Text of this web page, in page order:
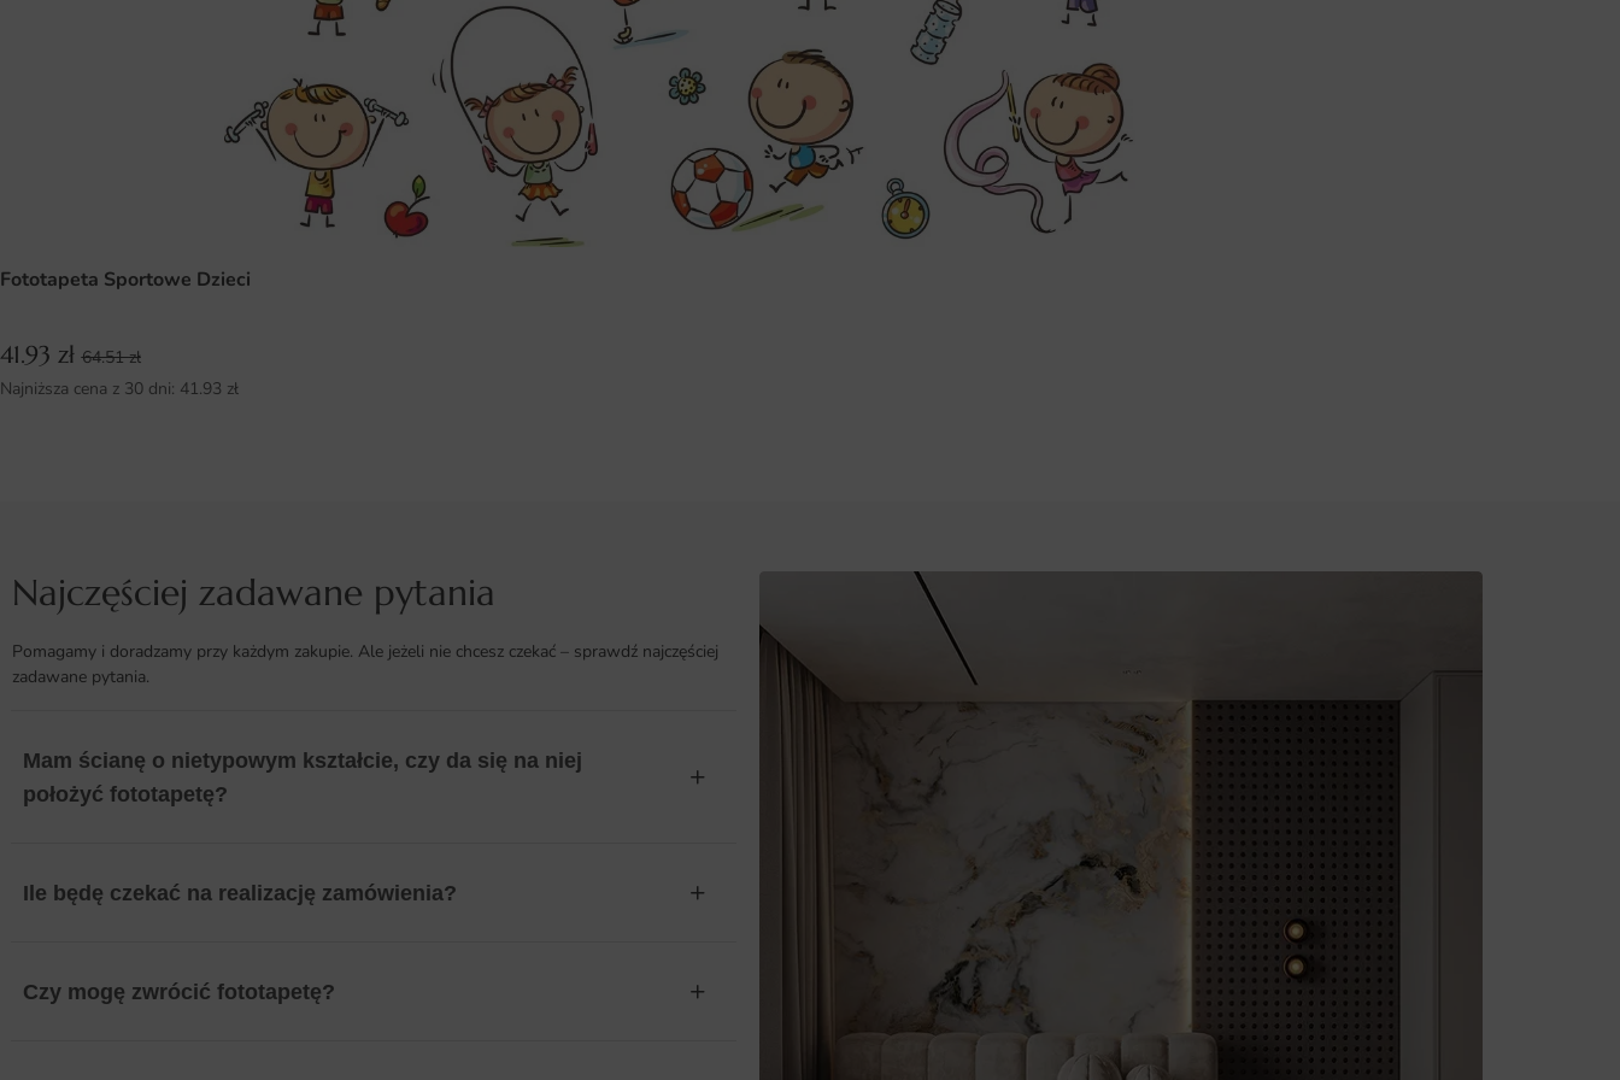
Fototapeta Sportowe Dzieci
41.93 zł 64.51zł
Najniższa cena z 30 dni: 41.93 zł
Najczęściej zadawane pytania
Pomagamy i doradzamy przy każdym zakupie. Ale jeżeli nie chcesz czekać – sprawdź najczęściej
zadawane pytania.
Mam ścianę o nietypowym kształcie, czy da się na niej
położyć fototapetę?
Ile będę czekać na realizację zamówienia?
Czy mogę zwrócić fototapetę?